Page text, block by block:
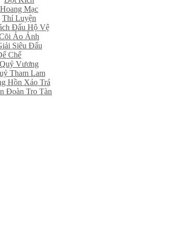
Hoang Mạc
Thí Luyện
Đấu Hộ Vệ
Ảo Ảnh
Siêu Đấu
Chế
Quỷ Vương
Tham Lam
Hồn Xảo Trá
Đoàn Tro Tàn